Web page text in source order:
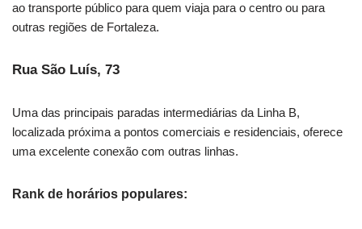
ao transporte público para quem viaja para o centro ou para
outras regiões de Fortaleza.
Rua São Luís, 73
Uma das principais paradas intermediárias da Linha B,
localizada próxima a pontos comerciais e residenciais, oferece
uma excelente conexão com outras linhas.
Rank de horários populares: